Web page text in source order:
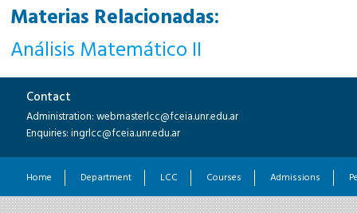
Materias Relacionadas:
Análisis Matemático II
Contact
Administration: webmasterlcc@fceia.unr.edu.ar
Enquiries: ingrlcc@fceia.unr.edu.ar
Home Department LCC Courses Admissions